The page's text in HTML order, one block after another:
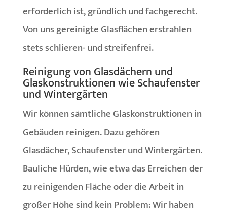
erforderlich ist, gründlich und fachgerecht.
Von uns gereinigte Glasflächen erstrahlen
stets schlieren- und streifenfrei.
Reinigung von Glasdächern und
Glaskonstruktionen wie Schaufenster
und Wintergärten
Wir können sämtliche Glaskonstruktionen in
Gebäuden reinigen. Dazu gehören
Glasdächer, Schaufenster und Wintergärten.
Bauliche Hürden, wie etwa das Erreichen der
zu reinigenden Fläche oder die Arbeit in
großer Höhe sind kein Problem: Wir haben